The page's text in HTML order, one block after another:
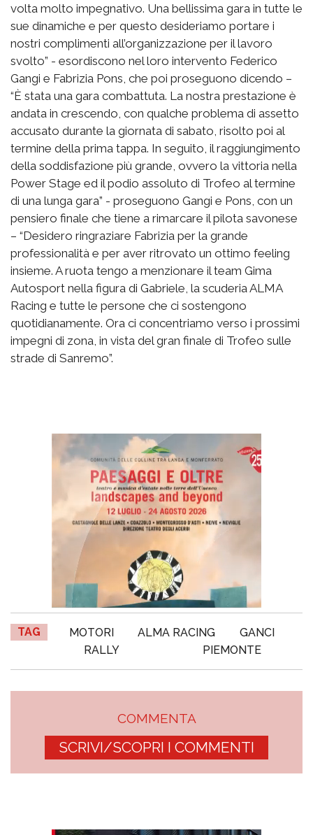
volta molto impegnativo. Una bellissima gara in tutte le
sue dinamiche e per questo desideriamo portare i
nostri complimenti all’organizzazione per il lavoro
svolto” - esordiscono nel loro intervento Federico
Gangi e Fabrizia Pons, che poi proseguono dicendo –
“È stata una gara combattuta. La nostra prestazione è
andata in crescendo, con qualche problema di assetto
accusato durante la giornata di sabato, risolto poi al
termine della prima tappa. In seguito, il raggiungimento
della soddisfazione più grande, ovvero la vittoria nella
Power Stage ed il podio assoluto di Trofeo al termine
di una lunga gara” - proseguono Gangi e Pons, con un
pensiero finale che tiene a rimarcare il pilota savonese
– “Desidero ringraziare Fabrizia per la grande
professionalità e per aver ritrovato un ottimo feeling
insieme. A ruota tengo a menzionare il team Gima
Autosport nella figura di Gabriele, la scuderia ALMA
Racing e tutte le persone che ci sostengono
quotidianamente. Ora ci concentriamo verso i prossimi
impegni di zona, in vista del gran finale di Trofeo sulle
strade di Sanremo”.
TAG MOTORI ALMA RACING
GANCI
RALLY
PIEMONTE
COMMENTA
SCRIVI/SCOPRI I COMMENTI